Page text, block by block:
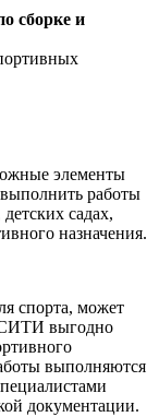
сборке и
элементы
работы
садах,
назначения.
спорта, может
выгодно
выполняются
документации.